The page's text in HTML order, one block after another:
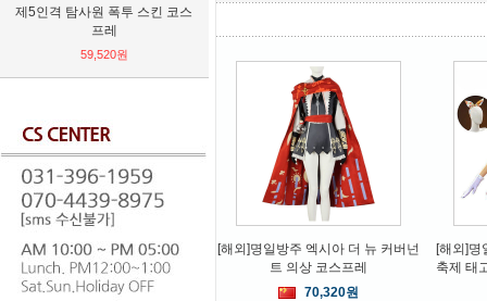
코스
하츠네 미쿠 후드티
[해외]명일방주 엑시아 더 뉴 커버넌
트 의상 코스프레
70,320원
[해외]명
축제 태